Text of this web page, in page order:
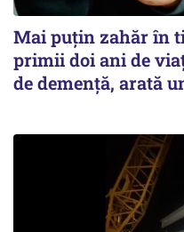
Mai puțin zahăr în
primii doi ani de
de demență, arată